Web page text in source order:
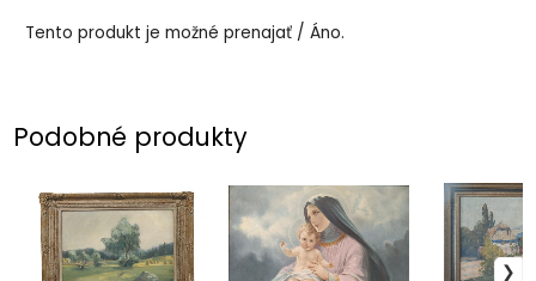
Tento produkt je možné prenajať / Áno.
Podobné produkty